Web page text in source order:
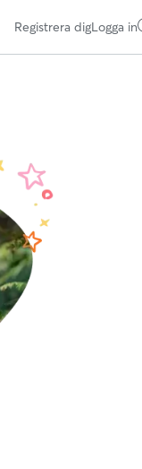
Registrera digLogga in